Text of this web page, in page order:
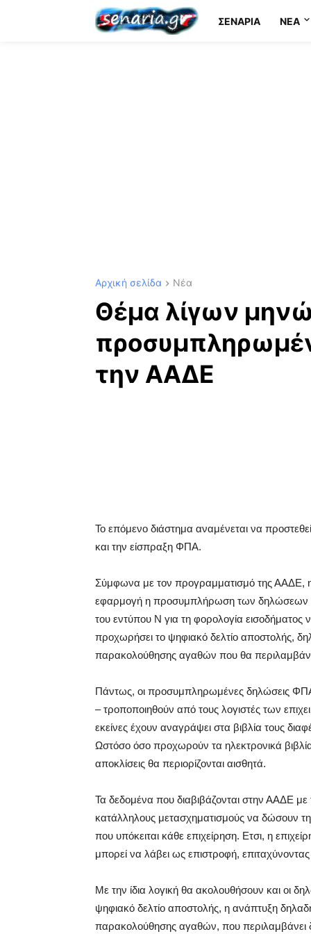
ΣΕΝΆΡΙΑ NEA
Αρχική σελίδα Νέα
Θέμα λίγων
την ΑΑΔΕ
Το επόμενο διάστημα αναμένεται να
και την είσπραξη ΦΠΑ.
Σύμφωνα με τον προγραμματισμό της ΑΑΔΕ, η
εφαρμογή η προσυμπλήρωση των δηλώσεων
του εντύπου Ν για τη φορολογία
προχωρήσει το ψηφιακό δελτίο αποστολής,
παρακολούθησης αγαθών που θα
Πάντως, οι προσυμπληρωμένες δηλώσεις
– τροποποιηθούν από τους λογιστές των
εκείνες έχουν αναγράψει στα βιβλία τους
Ωστόσο όσο προχωρούν τα ηλεκτρονικά
αποκλίσεις θα περιορίζονται αισθητά.
Τα δεδομένα που διαβιβάζονται στην ΑΑΔΕ
κατάλληλους μετασχηματισμούς να δώσουν
που υπόκειται κάθε επιχείρηση. Ετσι, η
μπορεί να λάβει ως επιστροφή,
Με την ίδια λογική θα ακολουθήσουν και οι
ψηφιακό δελτίο αποστολής, η ανάπτυξη
παρακολούθησης αγαθών, που περιλαμβάνει